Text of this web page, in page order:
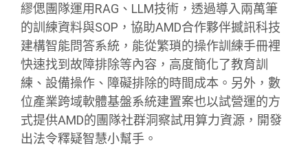
繆偲團隊運用RAG、LLM技術，透過導入兩萬筆
的訓練資料與SOP，協助AMD合作夥伴撼訊科技
建構智能問答系統，能從繁瑣的操作訓練手冊裡
快速找到故障排除等內容，高度簡化了教育訓
練、設備操作、障礙排除的時間成本。另外，數
位產業跨域軟體基盤系統建置案也以試營運的方
式提供AMD的團隊社群洞察試用算力資源，開發
出法令釋疑智慧小幫手。